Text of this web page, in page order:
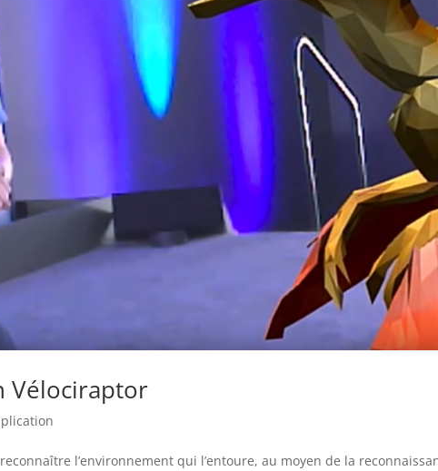
Vélociraptor
l’environnement qui l’entoure, au moyen de la